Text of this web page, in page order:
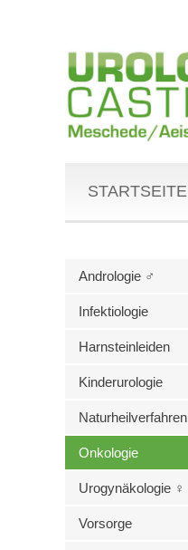
STARTSEITE
Andrologie ♂
Infektiologie
Harnsteinleiden
Kinderurologie
Naturheilverfahren
Onkologie
Urogynäkologie ♀
Vorsorge